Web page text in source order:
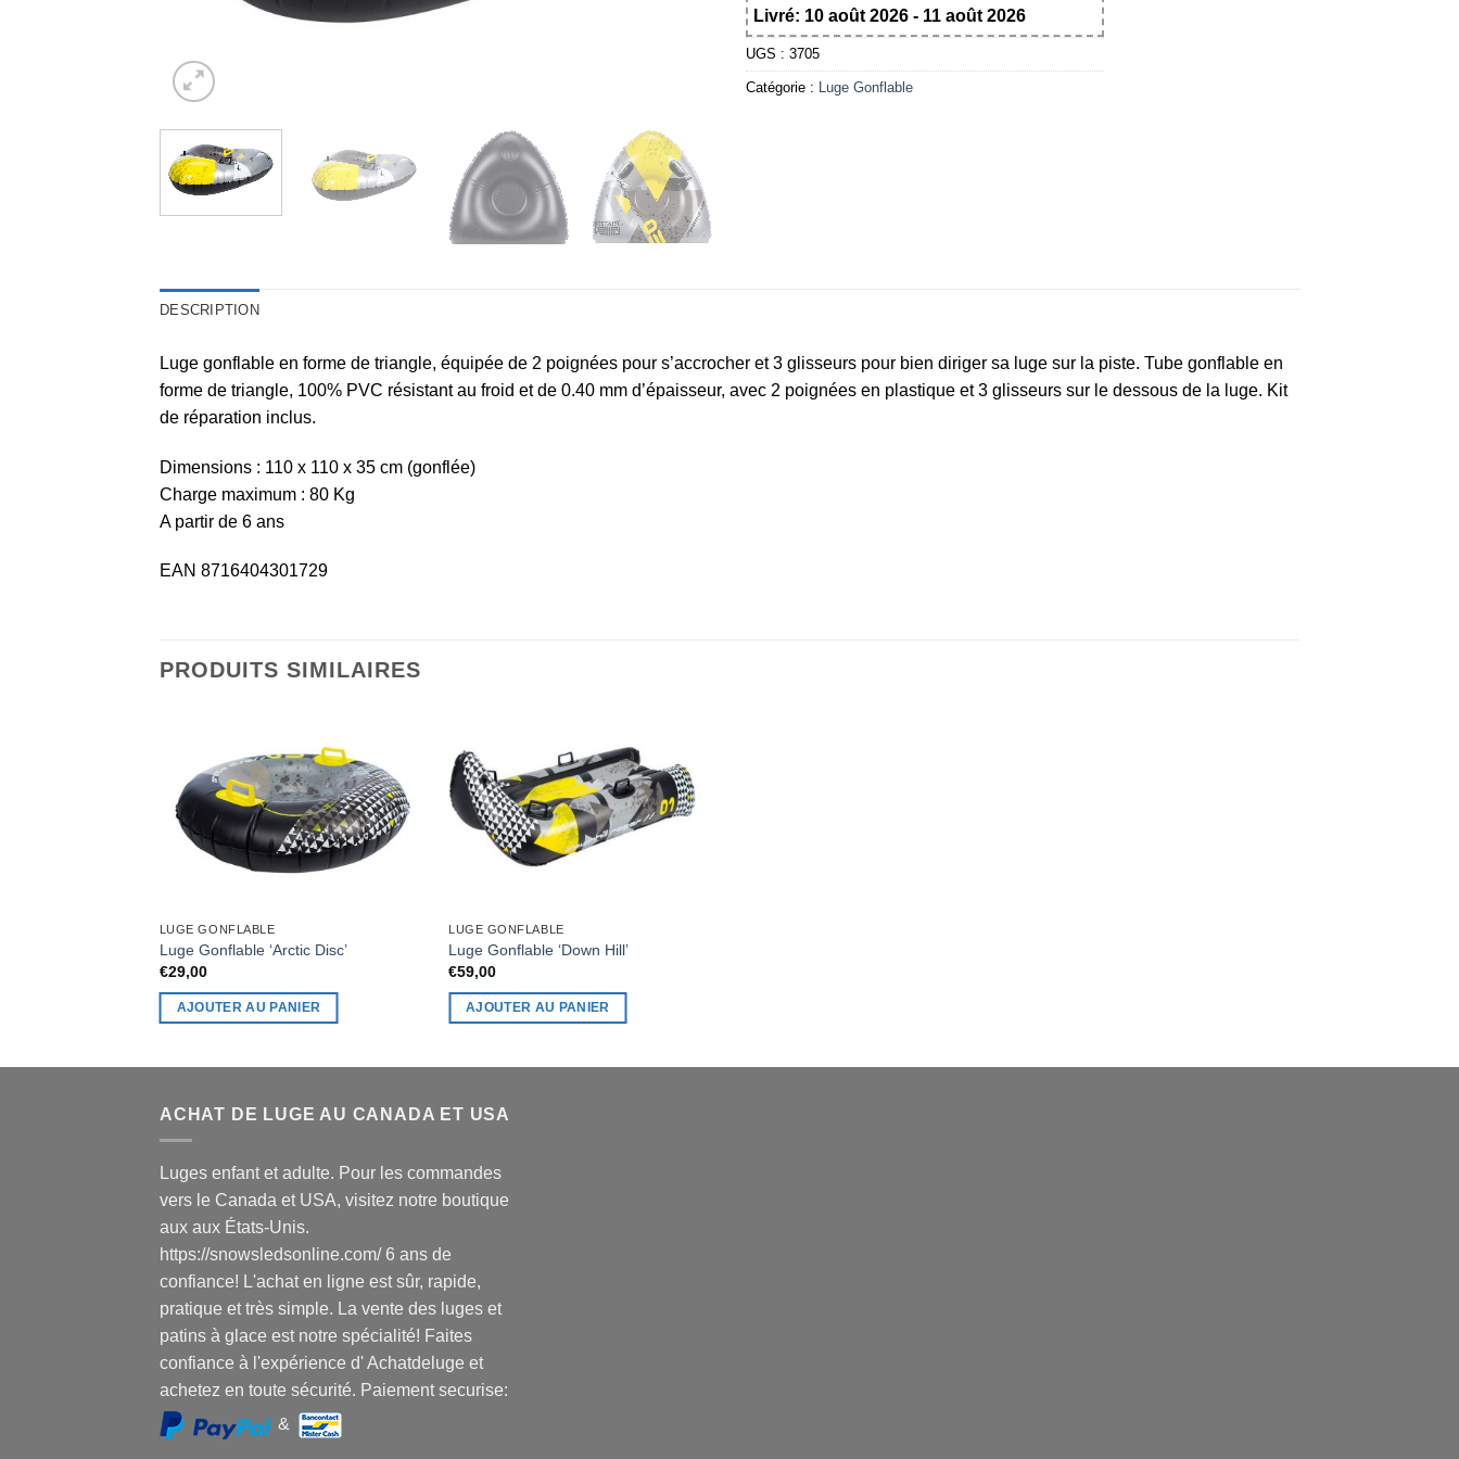
Livré: 10 août 2026 - 11 août 2026
UGS : 3705
Catégorie : Luge Gonflable
DESCRIPTION
Luge gonflable en forme de triangle, équipée de 2 poignées pour s’accrocher et 3 glisseurs pour bien diriger sa luge sur la piste. Tube gonflable en
forme de triangle, 100% PVC résistant au froid et de 0.40 mm d’épaisseur, avec 2 poignées en plastique et 3 glisseurs sur le dessous de la luge. Kit
de réparation inclus.
Dimensions : 110 x 110 x 35 cm (gonflée)
Charge maximum : 80 Kg
A partir de 6 ans
EAN 8716404301729
PRODUITS SIMILAIRES
LUGE GONFLABLE
Luge Gonflable ‘Arctic Disc’
€29,00
AJOUTER AU PANIER
LUGE GONFLABLE
Luge Gonflable ‘Down Hill’
€59,00
AJOUTER AU PANIER
ACHAT DE LUGE AU CANADA ET USA
Luges enfant et adulte. Pour les commandes
vers le Canada et USA, visitez notre boutique
aux aux États-Unis.
https://snowsledsonline.com/ 6 ans de
confiance! L'achat en ligne est sûr, rapide,
pratique et très simple. La vente des luges et
patins à glace est notre spécialité! Faites
confiance à l'expérience d' Achatdeluge et
achetez en toute sécurité. Paiement securise:
&